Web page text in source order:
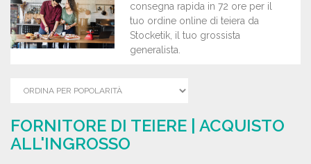
consegna rapida in 72 ore per il
tuo ordine online di teiera da
Stocketik, il tuo grossista
generalista.
FORNITORE DI TEIERE | ACQUISTO
ALL'INGROSSO